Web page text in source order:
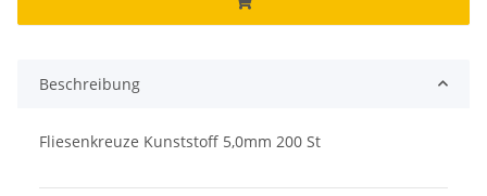
Beschreibung
Fliesenkreuze Kunststoff 5,0mm 200 St